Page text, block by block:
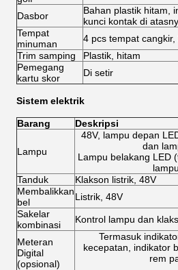
Dasbor
Bahan plastik hitam,
kunci kontak di
Tempat
minuman
4 pcs tempat
Trim samping
Plastik, hitam
Pemegang
kartu skor
Di setir
Sistem elektrik
Barang Deskripsi
Lampu
48V, lampu depan
dan
Lampu belakang LED
Tanduk
Klakson listrik, 48V
Membalikkan
bel
Listrik, 48V
Sakelar
kombinasi
Kontrol lampu dan
Meteran
Digital
(opsional)
Termasuk
kecepatan, indikator
rem